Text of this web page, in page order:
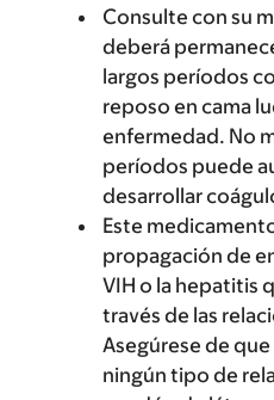
Consulte con su
deberá
largos períodos
reposo en cama
enfermedad. No
períodos puede
desarrollar
Este
propagación de
VIH o la hepatitis
través de las
Asegúrese de
ningún tipo de